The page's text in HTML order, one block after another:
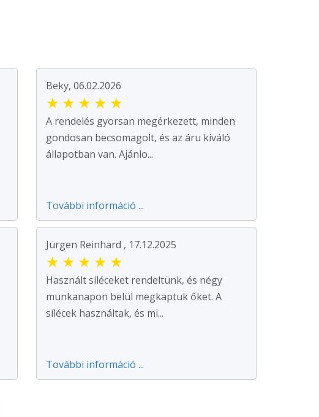
Beky, 06.02.2026
★ ★ ★ ★ ★
A rendelés gyorsan megérkezett, minden
gondosan becsomagolt, és az áru kiváló
állapotban van. Ajánlo...
További információ ...
Jürgen Reinhard , 17.12.2025
★ ★ ★ ★ ★
Használt síléceket rendeltünk, és négy
munkanapon belül megkaptuk őket. A
sílécek használtak, és mi...
További információ ...